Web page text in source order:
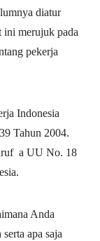
diatur
ini merujuk pada
pekerja
Indonesia
Tahun 2004.
a UU No. 18
Anda
apa saja